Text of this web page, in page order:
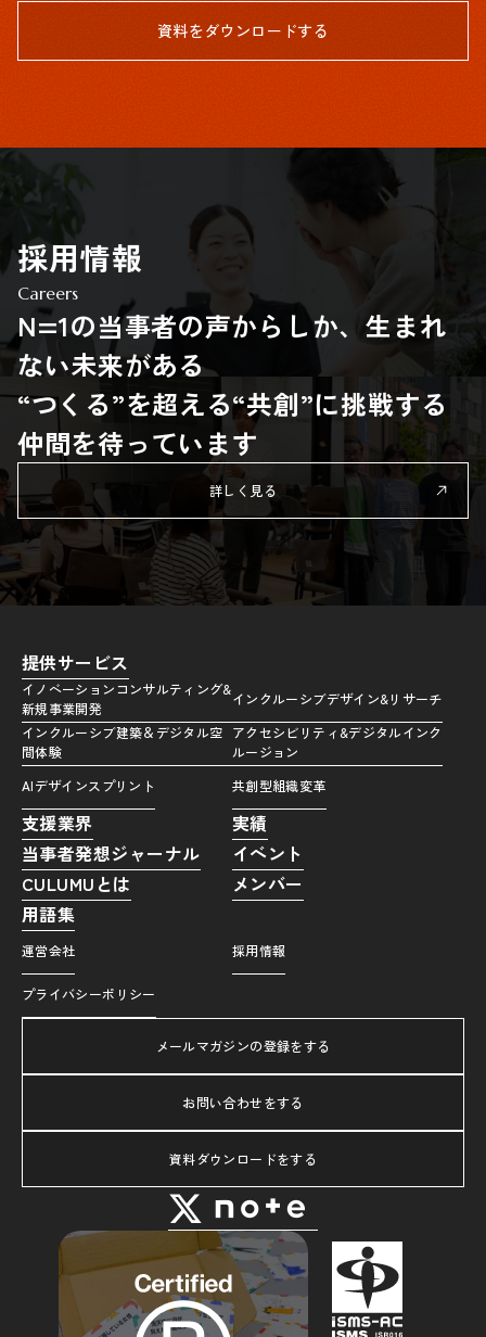
資料をダウンロードする
採用情報
Careers
N=1の当事者の声からしか、生まれ
ない未来がある
“つくる”を超える“共創”に挑戦する
仲間を待っています
詳しく見る
提供サービス
イノベーションコンサルティング&
新規事業開発
インクルーシブデザイン&リサーチ
インクルーシブ建築＆デジタル空
間体験
アクセシビリティ&デジタルインク
ルージョン
AIデザインスプリント
共創型組織変革
支援業界
実績
当事者発想ジャーナル
イベント
CULUMUとは
メンバー
用語集
運営会社 採用情報
プライバシーポリシー
メールマガジンの登録をする
お問い合わせをする
資料ダウンロードをする